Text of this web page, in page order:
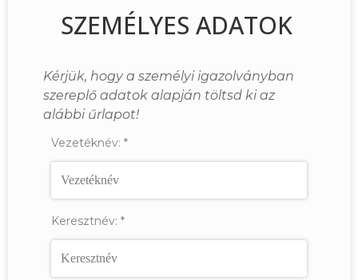
SZEMÉLYES ADATOK
Kérjük, hogy a személyi igazolványban
szereplő adatok alapján töltsd ki az
alábbi űrlapot!
Vezetéknév: *
Keresztnév: *